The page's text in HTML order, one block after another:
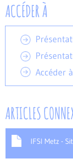
ACCÉDER À
Accéder
ARTICLES
IFSI Metz -